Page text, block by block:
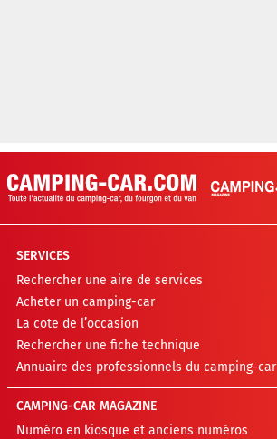
SERVICES
Rechercher une aire de services
Acheter un camping-car
La cote de l’occasion
Rechercher une fiche technique
Annuaire des professionnels du camping-car
CAMPING-CAR MAGAZINE
Numéro en kiosque et anciens numéros